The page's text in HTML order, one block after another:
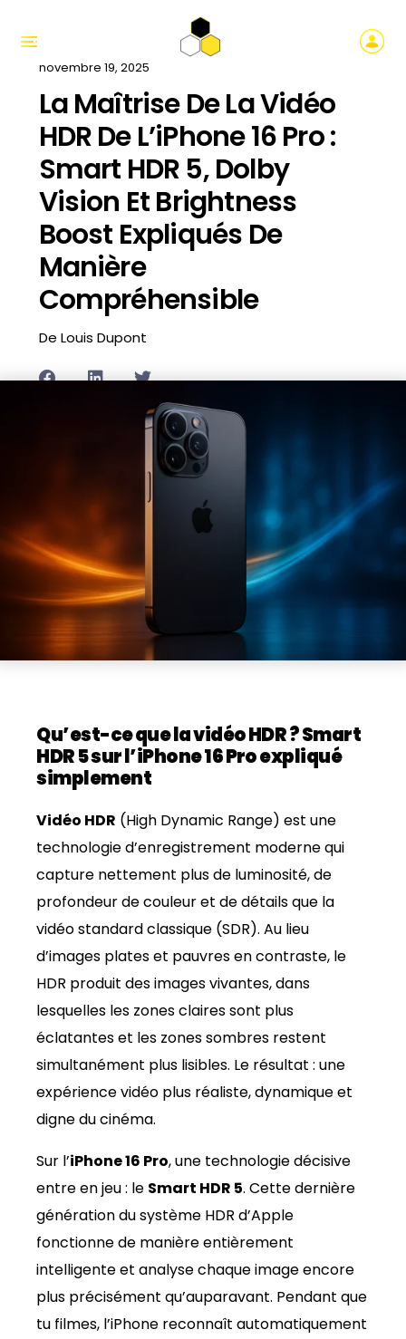
novembre 19, 2025
La Maîtrise De La Vidéo
HDR De L’iPhone 16 Pro :
Smart HDR 5, Dolby
Vision Et Brightness
Boost Expliqués De
Manière
Compréhensible
De Louis Dupont
Qu’est-ce que la vidéo HDR ? Smart
HDR 5 sur l’iPhone 16 Pro expliqué
simplement
Vidéo HDR (High Dynamic Range) est une
technologie d’enregistrement moderne qui
capture nettement plus de luminosité, de
profondeur de couleur et de détails que la
vidéo standard classique (SDR). Au lieu
d’images plates et pauvres en contraste, le
HDR produit des images vivantes, dans
lesquelles les zones claires sont plus
éclatantes et les zones sombres restent
simultanément plus lisibles. Le résultat : une
expérience vidéo plus réaliste, dynamique et
digne du cinéma.
Sur l’iPhone 16 Pro, une technologie décisive
entre en jeu : le Smart HDR 5. Cette dernière
génération du système HDR d’Apple
fonctionne de manière entièrement
intelligente et analyse chaque image encore
plus précisément qu’auparavant. Pendant que
tu filmes, l’iPhone reconnaît automatiquement